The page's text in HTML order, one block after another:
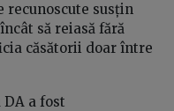
recunoscute susțin
să reiasă fără
căsătorii doar între
a fost